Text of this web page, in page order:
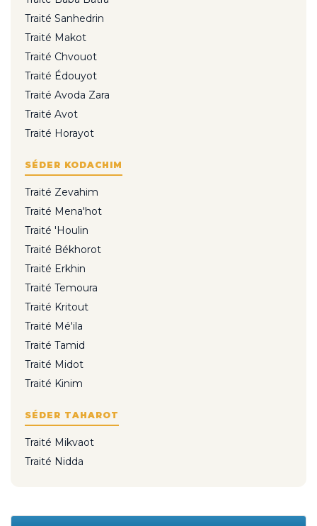
Traité Sanhedrin
Traité Makot
Traité Chvouot
Traité Édouyot
Traité Avoda Zara
Traité Avot
Traité Horayot
SÉDER KODACHIM
Traité Zevahim
Traité Mena'hot
Traité 'Houlin
Traité Békhorot
Traité Erkhin
Traité Temoura
Traité Kritout
Traité Mé'ila
Traité Tamid
Traité Midot
Traité Kinim
SÉDER TAHAROT
Traité Mikvaot
Traité Nidda